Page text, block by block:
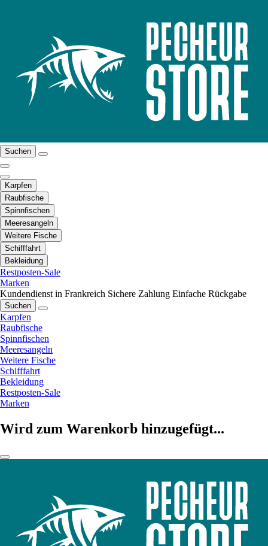
Suchen
Karpfen
Raubfische
Spinnfischen
Meeresangeln
Weitere Fische
Schifffahrt
Bekleidung
Restposten-Sale
Marken
Kundendienst in Frankreich Sichere Zahlung Einfache Rückgabe
Suchen
Karpfen
Raubfische
Spinnfischen
Meeresangeln
Weitere Fische
Schifffahrt
Bekleidung
Restposten-Sale
Marken
Wird zum Warenkorb hinzugefügt...